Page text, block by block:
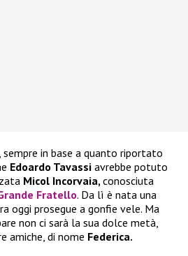
in base a quanto riportato
Edoardo Tavassi avrebbe potuto
Micol Incorvaia, conosciuta
Fratello. Da lì è nata una
oggi prosegue a gonfie vele. Ma
non ci sarà la sua dolce metà,
amiche, di nome Federica.